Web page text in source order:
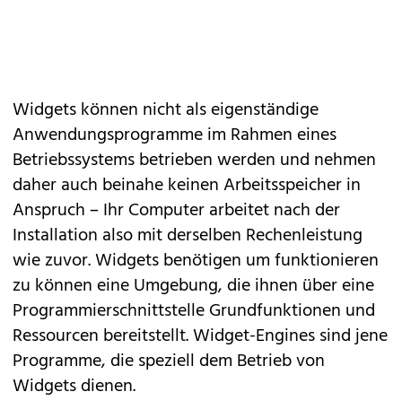
Widgets können nicht als eigenständige
Anwendungsprogramme im Rahmen eines
Betriebssystems betrieben werden und nehmen
daher auch beinahe keinen Arbeitsspeicher in
Anspruch – Ihr Computer arbeitet nach der
Installation also mit derselben Rechenleistung
wie zuvor. Widgets benötigen um funktionieren
zu können eine Umgebung, die ihnen über eine
Programmierschnittstelle Grundfunktionen und
Ressourcen bereitstellt. Widget-Engines sind jene
Programme, die speziell dem Betrieb von
Widgets dienen.